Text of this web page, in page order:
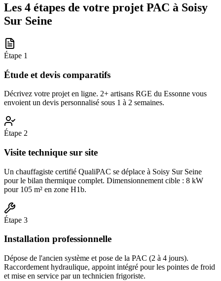
Les 4 étapes de votre projet PAC à Soisy
Sur Seine
Étape 1
Étude et devis comparatifs
Décrivez votre projet en ligne. 2+ artisans RGE du Essonne vous
envoient un devis personnalisé sous 1 à 2 semaines.
Étape 2
Visite technique sur site
Un chauffagiste certifié QualiPAC se déplace à Soisy Sur Seine
pour le bilan thermique complet. Dimensionnement cible : 8 kW
pour 105 m² en zone H1b.
Étape 3
Installation professionnelle
Dépose de l'ancien système et pose de la PAC (2 à 4 jours).
Raccordement hydraulique, appoint intégré pour les pointes de froid
et mise en service par un technicien frigoriste.